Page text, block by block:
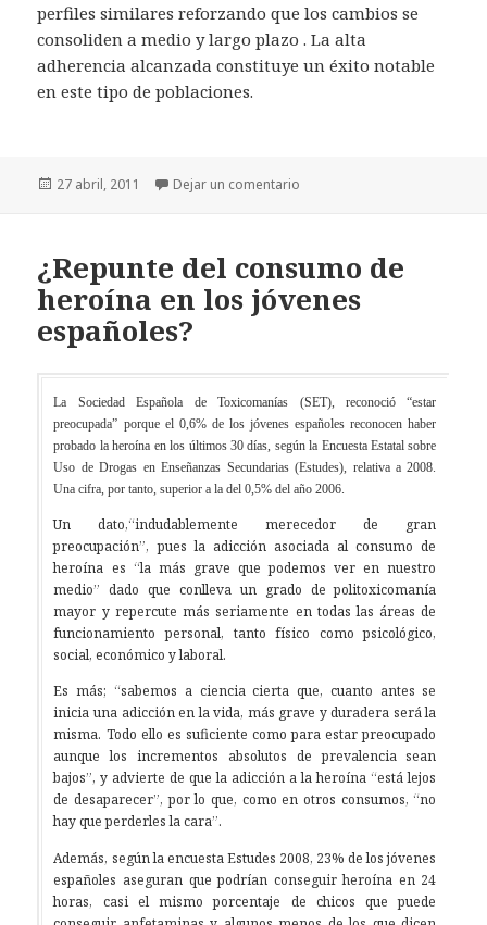
perfiles similares reforzando que los cambios se
consoliden a medio y largo plazo . La alta
adherencia alcanzada constituye un éxito notable
en este tipo de poblaciones.
Publicado
27 abril, 2011 Dejar un comentario
¿Repunte del consumo de
heroína en los jóvenes
españoles?
La Sociedad Española de Toxicomanías (SET), reconoció “estar
preocupada” porque el 0,6% de los jóvenes españoles reconocen haber
probado la heroína en los últimos 30 días, según la Encuesta Estatal sobre
Uso de Drogas en Enseñanzas Secundarias (Estudes), relativa a 2008.
Una cifra, por tanto, superior a la del 0,5% del año 2006.
Un dato,“indudablemente merecedor de gran
preocupación”, pues la adicción asociada al consumo de
heroína es “la más grave que podemos ver en nuestro
medio” dado que conlleva un grado de politoxicomanía
mayor y repercute más seriamente en todas las áreas de
funcionamiento personal, tanto físico como psicológico,
social, económico y laboral.
Es más; “sabemos a ciencia cierta que, cuanto antes se
inicia una adicción en la vida, más grave y duradera será la
misma. Todo ello es suficiente como para estar preocupado
aunque los incrementos absolutos de prevalencia sean
bajos”, y advierte de que la adicción a la heroína “está lejos
de desaparecer”, por lo que, como en otros consumos, “no
hay que perderles la cara”.
Además, según la encuesta Estudes 2008, 23% de los jóvenes
españoles aseguran que podrían conseguir heroína en 24
horas, casi el mismo porcentaje de chicos que puede